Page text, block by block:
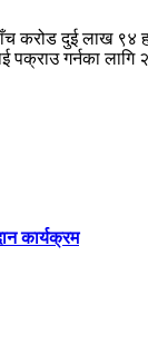
करोड दुई लाख ९४
गर्नका
कार्यक्रम